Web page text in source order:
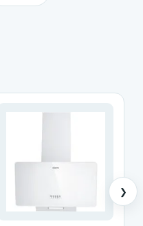
❯